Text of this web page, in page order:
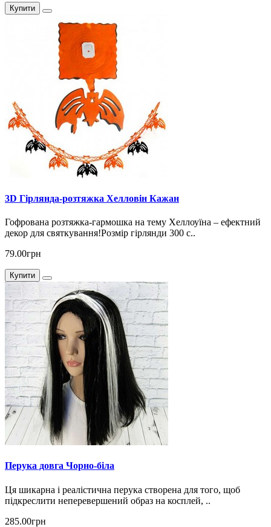
Купити
3D Гірлянда-розтяжка Хелловін Кажан
Гофрована розтяжка-гармошка на тему Хеллоуїна – ефектний
декор для святкування!Розмір гірлянди 300 с..
79.00грн
Купити
Перука довга Чорно-біла
Ця шикарна і реалістична перука створена для того, щоб
підкреслити неперевершений образ на косплей, ..
285.00грн